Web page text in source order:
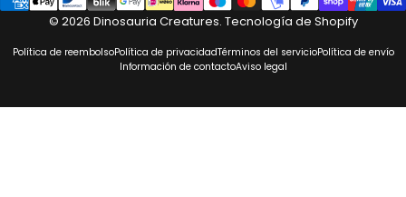
© 2026 Dinosauria Creatures. Tecnología de Shopify
Política de reembolsoPolítica de privacidadTérminos del servicioPolítica de envío
Información de contactoAviso legal